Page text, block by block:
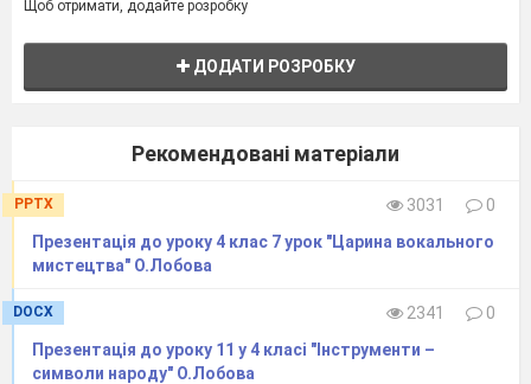
Слухання Ж. Бізе Опера «Кармен» Хор
Який настрій
Які види мистецтва поєднуються у опері?
Розгадавши
ребус на 37 сторінці ви дізнаєтесь
як називається літературний текст опери.
сюжету?
Мають опера, балет і оперета
Стислий текст – маленьку книжечку …
Щоб отримати, додайте розробку
ДОДАТИ РОЗРОБКУ
Рекомендовані матеріали
PPTX 3031
0
Презентація до уроку 4 клас 7 урок "Царина вокального
мистецтва" О.Лобова
DOCX 2341
0
Презентація до уроку 11 у 4 класі "Інструменти –
символи народу" О.Лобова